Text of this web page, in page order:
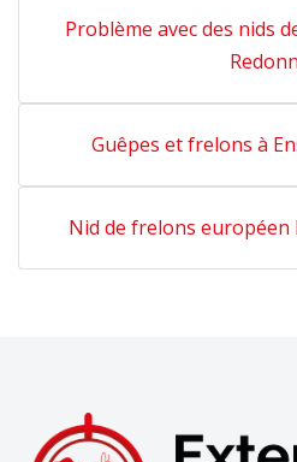
Problème avec des nids
Guêpes et frelons à
Nid de frelons européen